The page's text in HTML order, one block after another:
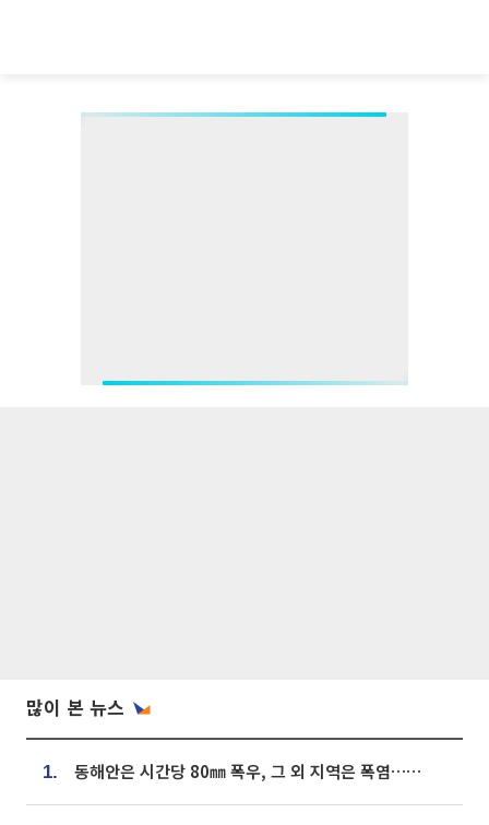
많이 본 뉴스
1. 동해안은 시간당 80㎜ 폭우, 그 외 지역은 폭염…‘극과 극 날씨’